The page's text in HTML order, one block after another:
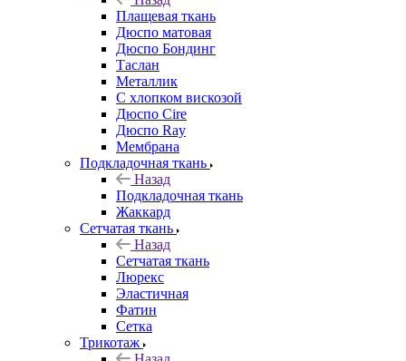
Плащевая ткань
Дюспо матовая
Дюспо Бондинг
Таслан
Металлик
С хлопком вискозой
Дюспо Cire
Дюспо Ray
Мембрана
Подкладочная ткань
Назад
Подкладочная ткань
Жаккард
Сетчатая ткань
Назад
Сетчатая ткань
Люрекс
Эластичная
Фатин
Сетка
Трикотаж